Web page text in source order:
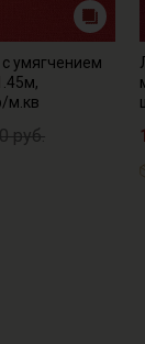
умягчением
м.кв
руб.